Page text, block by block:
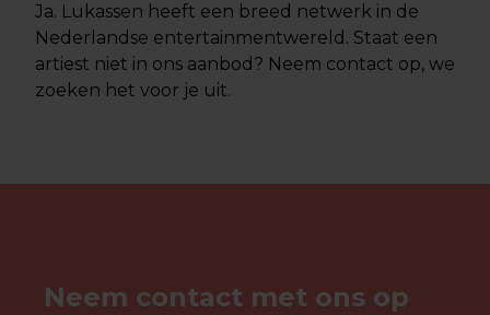
Ja. Lukassen heeft een breed netwerk in de
Nederlandse entertainmentwereld. Staat een
artiest niet in ons aanbod? Neem contact op, we
zoeken het voor je uit.
Neem contact met ons op